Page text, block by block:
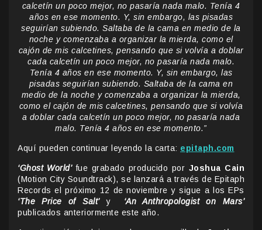
calcetín un poco mejor, no pasaría nada malo. Tenía 4
años en ese momento. Y, sin embargo, las pisadas
seguirían subiendo. Saltaba de la cama en medio de la
noche y comenzaba a organizar la mierda, como el
cajón de mis calcetines, pensando que si volvía a doblar
cada calcetín un poco mejor, no pasaría nada malo.
Tenía 4 años en ese momento. Y, sin embargo, las
pisadas seguirían subiendo. Saltaba de la cama en
medio de la noche y comenzaba a organizar la mierda,
como el cajón de mis calcetines, pensando que si volvía
a doblar cada calcetín un poco mejor, no pasaría nada
malo. Tenía 4 años en ese momento.”
Aquí pueden continuar leyendo la carta: epitaph.com
‘Ghost World’ fue grabado producido por Joshua Cain
(Motion City Soundtrack), se lanzará a través de Epitaph
Records el próximo 12 de noviembre y sigue a los EPs
‘The Price of Salt’
y ‘An Anthropologist on Mars’
publicados anteriormente este año.